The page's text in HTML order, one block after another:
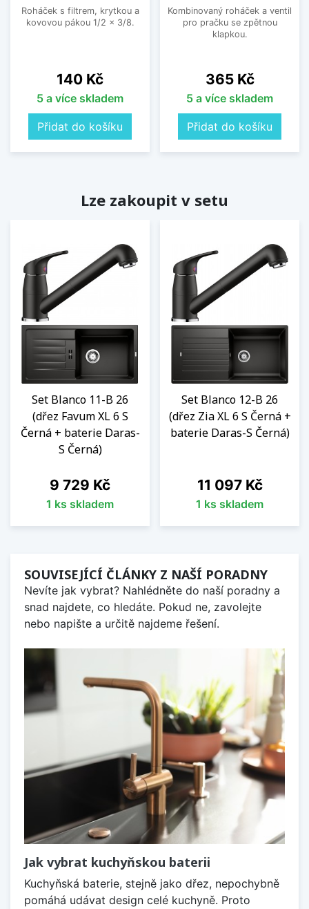
Roháček s filtrem, krytkou a
kovovou pákou 1/2 x 3/8.
Cena
140 Kč
5 a více skladem
Přidat do košíku
Kombinovaný roháček a ventil
pro pračku se zpětnou
klapkou.
Cena
365 Kč
5 a více skladem
Přidat do košíku
Lze zakoupit v setu
Set Blanco 11-B 26
(dřez Favum XL 6 S
Černá + baterie Daras-
S Černá)
Cena
9 729 Kč
1 ks skladem
Set Blanco 12-B 26
(dřez Zia XL 6 S Černá +
baterie Daras-S Černá)
Cena
11 097 Kč
1 ks skladem
SOUVISEJÍCÍ ČLÁNKY Z NAŠÍ PORADNY
Nevíte jak vybrat? Nahlédněte do naší poradny a
snad najdete, co hledáte. Pokud ne, zavolejte
nebo napište a určitě najdeme řešení.
Jak vybrat kuchyňskou baterii
Kuchyňská baterie, stejně jako dřez, nepochybně
pomáhá udávat design celé kuchyně. Proto